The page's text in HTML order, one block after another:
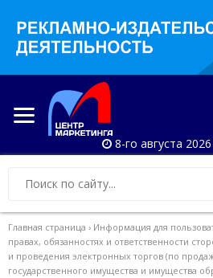
8-го августа
Главная страница › Информация для
правах, обязанностях и ответственности
и проведения электронных торгов (по
государственного имущества и имущества